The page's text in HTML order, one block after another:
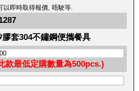
以即時取得報價, 唔駛等.
膠套304不鏽鋼便攜餐具
款最低定購數量為500pcs.)